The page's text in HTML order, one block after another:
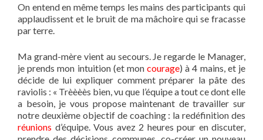
On entend en même temps les mains des participants qui
applaudissent et le bruit de ma mâchoire qui se fracasse
par terre.
Ma grand-mère vient au secours. Je regarde le Manager,
je prends mon intuition (et moncourage) à 4 mains, et je
décide de lui expliquer comment préparer la pâte des
raviolis : « Trèèèès bien, vu que l’équipe a tout ce dont elle
a besoin, je vous propose maintenant de travailler sur
notre deuxième objectif de coaching : la redéfinition des
réunions d’équipe. Vous avez 2 heures pour en discuter,